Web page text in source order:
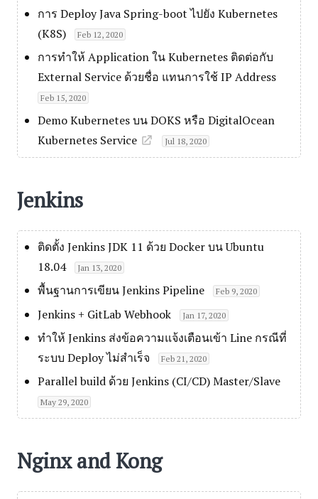
การ Deploy Java Spring-boot ไปยัง Kubernetes
(K8S)
Feb 12, 2020
การทำให้ Application ใน Kubernetes ติดต่อกับ
External Service ด้วยชื่อ แทนการใช้ IP Address
Feb 15, 2020
Demo Kubernetes บน DOKS หรือ DigitalOcean
Kubernetes Service
Jul 18, 2020
Jenkins
ติดตั้ง Jenkins JDK 11 ด้วย Docker บน Ubuntu
18.04
Jan 13, 2020
พื้นฐานการเขียน Jenkins Pipeline Feb 9, 2020
Jenkins + GitLab Webhook Jan 17, 2020
ทำให้ Jenkins ส่งข้อความแจ้งเตือนเข้า Line กรณีที่
ระบบ Deploy ไม่สำเร็จ
Feb 21, 2020
Parallel build ด้วย Jenkins (CI/CD) Master/Slave
May 29, 2020
Nginx and Kong